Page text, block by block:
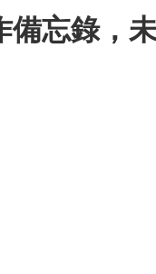
備忘錄，